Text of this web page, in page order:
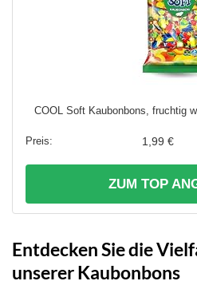
COOL Soft Kaubonbons, fruchtig
1,99 €
ZUM TOP
Entdecken Sie die
unserer Kaubonbons